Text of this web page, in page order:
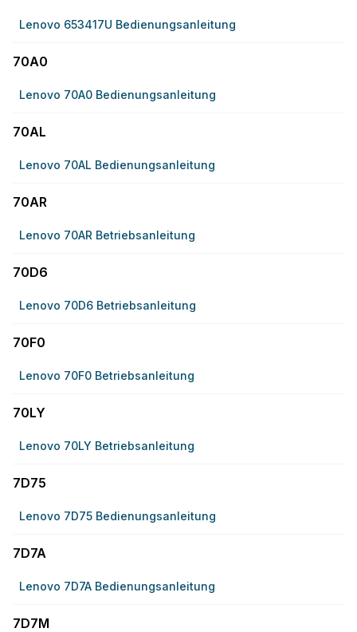
Lenovo 653417U Bedienungsanleitung
70A0
Lenovo 70A0 Bedienungsanleitung
70AL
Lenovo 70AL Bedienungsanleitung
70AR
Lenovo 70AR Betriebsanleitung
70D6
Lenovo 70D6 Betriebsanleitung
70F0
Lenovo 70F0 Betriebsanleitung
70LY
Lenovo 70LY Betriebsanleitung
7D75
Lenovo 7D75 Bedienungsanleitung
7D7A
Lenovo 7D7A Bedienungsanleitung
7D7M